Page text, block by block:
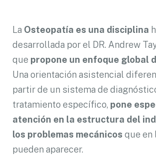
La Osteopatía es una disciplina
desarrollada por el DR. Andrew
que propone un enfoque global
Una orientación asistencial
partir de un sistema de
tratamiento específico, pone
atención en la estructura del
los problemas mecánicos que en
pueden aparecer.